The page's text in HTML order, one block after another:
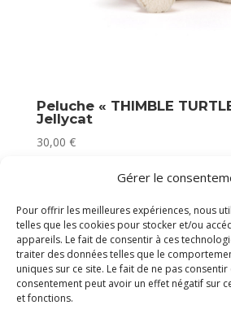
Gérer le
Pour offrir les meilleures expériences, nous
telles que les cookies pour stocker et/ou
appareils. Le fait de consentir à ces
traiter des données telles que le
uniques sur ce site. Le fait de ne pas
consentement peut avoir un effet négatif sur
et fonctions.
Peluche « THIMBLE
Jellycat
30,00 €